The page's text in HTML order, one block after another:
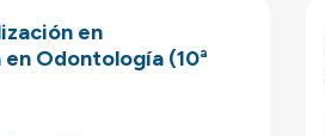
en
Odontología (10ª